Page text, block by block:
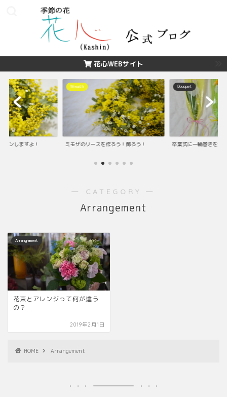
花心WEBサイト
スンしますよ！
Wreath
ミモザのリースを作ろう！飾ろう！
Bouquet
卒業式に一輪巻きを渡
― CATEGORY ―
Arrangement
Arrangement
花束とアレンジって何が違う
の？
2019年2月1日
HOME Arrangement